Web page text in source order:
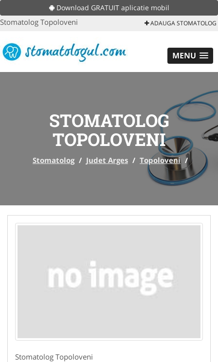
Download GRATUIT aplicatie mobil
Stomatolog Topoloveni ADAUGA STOMATOLOG
MENU
STOMATOLOG
TOPOLOVENI
Stomatolog / Judet Arges / Topoloveni /
Stomatolog Topoloveni